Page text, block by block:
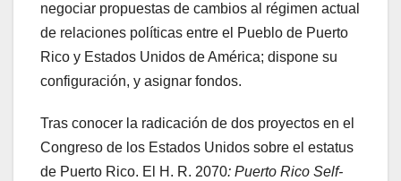
negociar propuestas de cambios al régimen actual
de relaciones políticas entre el Pueblo de Puerto
Rico y Estados Unidos de América; dispone su
configuración, y asignar fondos.
Tras conocer la radicación de dos proyectos en el
Congreso de los Estados Unidos sobre el estatus
de Puerto Rico. El H. R. 2070: Puerto Rico Self-